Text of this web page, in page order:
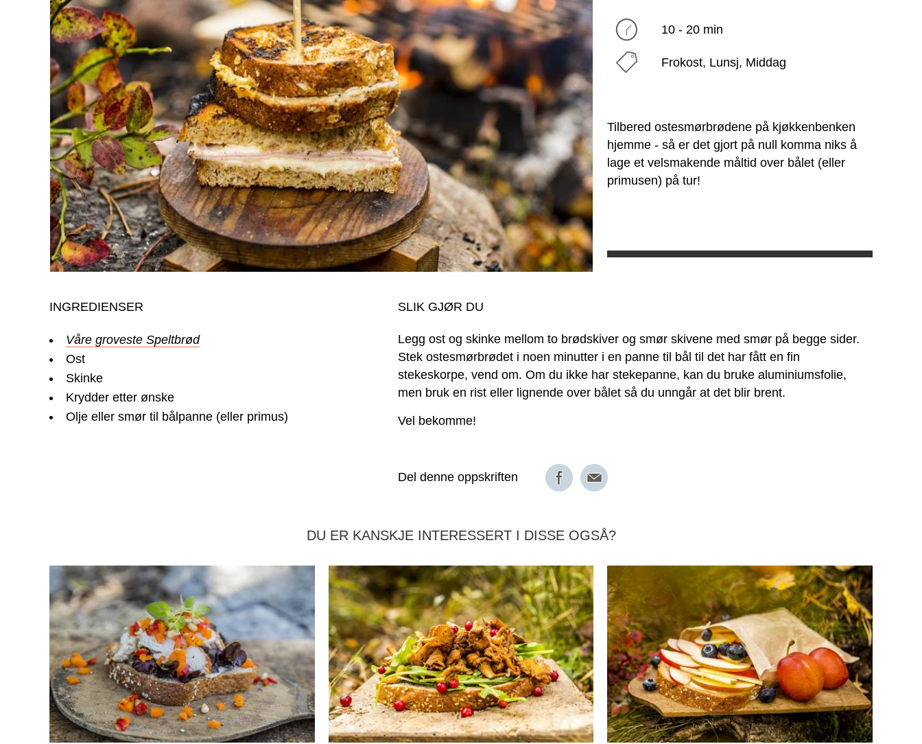
10 - 20 min
Frokost, Lunsj, Middag
Tilbered ostesmørbrødene på kjøkkenbenken
hjemme - så er det gjort på null komma niks å
lage et velsmakende måltid over bålet (eller
primusen) på tur!
INGREDIENSER
Våre groveste Speltbrød
Ost
Skinke
Krydder etter ønske
Olje eller smør til bålpanne (eller primus)
SLIK GJØR DU
Legg ost og skinke mellom to brødskiver og smør skivene med smør på begge sider.
Stek ostesmørbrødet i noen minutter i en panne til bål til det har fått en fin
stekeskorpe, vend om. Om du ikke har stekepanne, kan du bruke aluminiumsfolie,
men bruk en rist eller lignende over bålet så du unngår at det blir brent.
Vel bekomme!
Del denne oppskriften
DU ER KANSKJE INTERESSERT I DISSE OGSÅ?